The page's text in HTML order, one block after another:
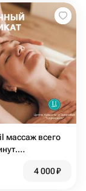
массаж всего
4 000₽